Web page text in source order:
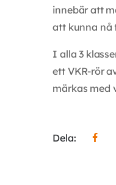
innebär att
att kunna nå
I alla 3
ett VKR-rör
märkas med
Dela: